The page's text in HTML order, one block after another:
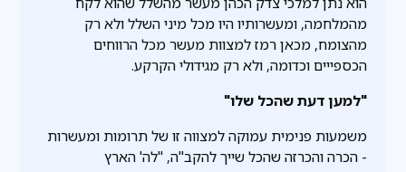
מהמלחמה, ומעשרותיו היו מכל מיני השלל ולא רק
מהצומח, מכאן רמז למצוות מעשר מכל הרווחים
הכספייים וכדומה, ולא רק מגידולי הקרקע.
"למען דעת שהכל שלו"
משמעות פנימית עמוקה למצווה זו של תרומות ומעשרות
- הכרה והכרזה שהכל שייך להקב"ה, "לה' הארץ